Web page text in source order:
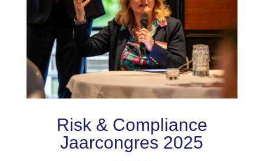
Risk & Compliance
Jaarcongres 2025